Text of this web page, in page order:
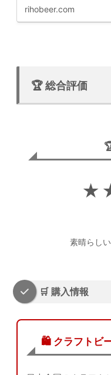
rihobeer.com
🏆 総合評価
素晴らし
🛒 購入情報
🛍️ クラフトビ